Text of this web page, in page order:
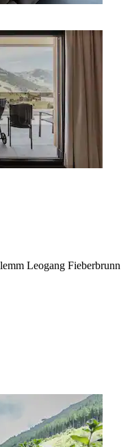
Leogang Fieberbrunn